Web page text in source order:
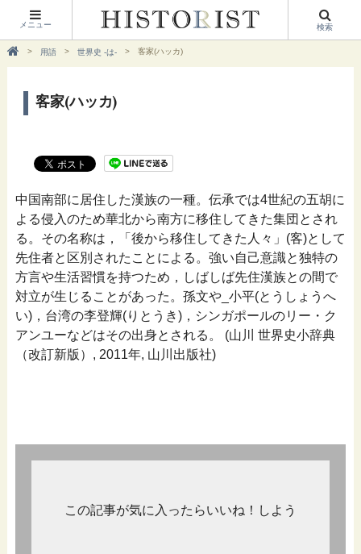
メニュー 検索
用語 世界史 -は- 客家(ハッカ)
客家(ハッカ)
中国南部に居住した漢族の一種。伝承では4世紀の五胡に
よる侵入のため華北から南方に移住してきた集団とされ
る。その名称は，「後から移住してきた人々」(客)として
先住者と区別されたことによる。強い自己意識と独特の
方言や生活習慣を持つため，しばしば先住漢族との間で
対立が生じることがあった。孫文や_小平(とうしょうへ
い)，台湾の李登輝(りとうき)，シンガポールのリー・ク
アンユーなどはその出身とされる。 (山川 世界史小辞典
（改訂新版）, 2011年, 山川出版社)
この記事が気に入ったらいいね！しよう